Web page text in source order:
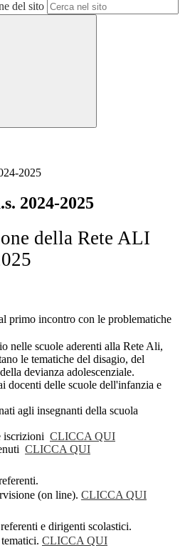
del sito
2025
2024-2025
della Rete ALI
primo incontro con le problematiche
nelle scuole aderenti alla Rete Ali,
le tematiche del disagio, del
devianza adolescenziale.
delle scuole dell'infanzia e
agli insegnanti della scuola
iscrizioni CLICCA QUI
CLICCA QUI
(on line). CLICCA QUI
e dirigenti scolastici.
CLICCA QUI